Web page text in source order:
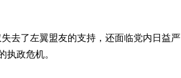
去了左翼盟友的支持，还面临党内日益严
执政危机。